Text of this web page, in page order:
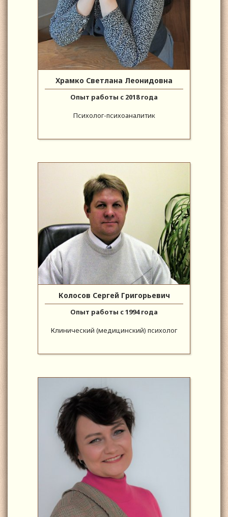
Храмко Светлана Леонидовна
Опыт работы с 2018 года
Психолог-психоаналитик
Колосов Сергей Григорьевич
Опыт работы с 1994 года
Клинический (медицинский) психолог